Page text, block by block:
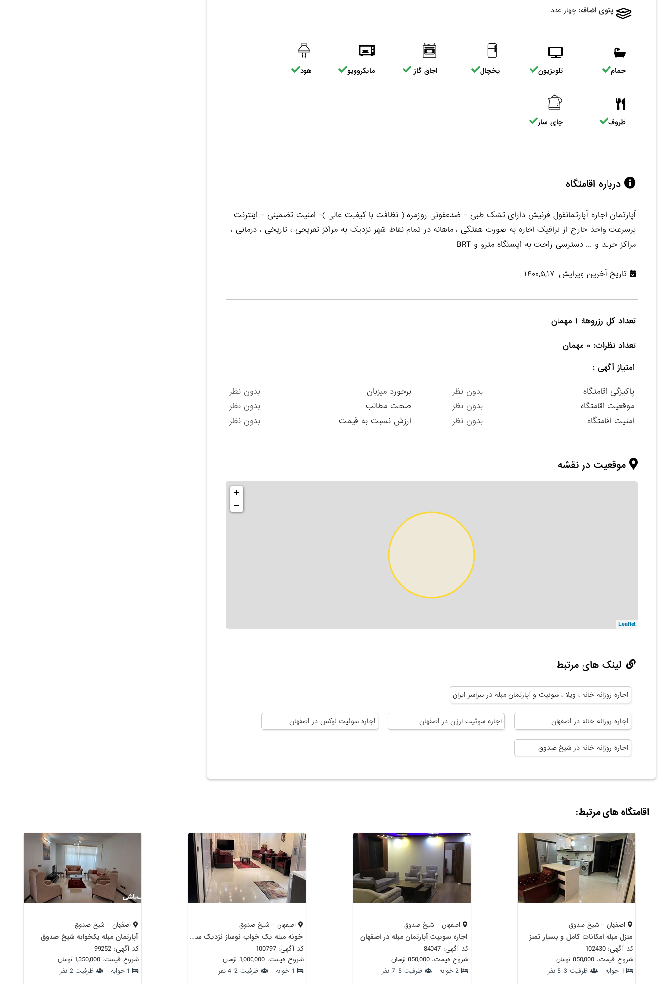
پتوی اضافه: چهار عدد
حمام تلویزیون یخچال اجاق گاز مایکروویو هود
ظروف چای ساز
درباره اقامتگاه
آپارتمان اجاره آپارتمانفول فرنیش دارای تشک طبی - ضدعفونی روزمره ( نظافت با کیفیت عالی )- امنیت تضمینی - اینترنت
پرسرعت واحد خارج از ترافیک اجاره به صورت هفتگی ، ماهانه در تمام نقاط شهر نزدیک به مراکز تفریحی ، تاریخی ، درمانی ،
مراکز خرید و ... دسترسی راحت به ایستگاه مترو و BRT
تاریخ آخرین ویرایش: ۱۴۰۰,۵,۱۷
تعداد نظرات: ۰ مهمان
امتیاز آگهی :
پاکیزگی اقامتگاه
بدون نظر برخورد میزبان
بدون نظر
موقعیت اقامتگاه
بدون نظر صحت مطالب
بدون نظر
امنیت اقامتگاه
بدون نظر ارزش نسبت به قیمت بدون نظر
موقعیت در نقشه
+
−
Leaflet
لینک های مرتبط
اجاره روزانه خانه ، ویلا ، سوئیت و آپارتمان مبله در سراسر ایران
اجاره روزانه خانه در اصفهان اجاره سوئیت ارزان در اصفهان اجاره سوئیت لوکس در اصفهان
اجاره روزانه خانه در شیخ صدوق
اقامتگاه های مرتبط:
اصفهان - شیخ صدوق
منزل مبله امکانات کامل و‌ بسیار تمیز
کد آگهی: 102430
شروع قیمت: 850,000 تومان
1 خوابه ظرفیت 3-5 نفر
اصفهان - شیخ صدوق
اجاره سوییت آپارتمان مبله در اصفهان
کد آگهی: 84047
شروع قیمت: 850,000 تومان
2 خوابه ظرفیت 5-7 نفر
اصفهان - شیخ صدوق
خونه مبله یک خواب نوساز نزدیک سی و سه پل
کد آگهی: 100797
شروع قیمت: 1,000,000 تومان
1 خوابه ظرفیت 2-4 نفر
اصفهان - شیخ صدوق
آپارتمان مبله یکخوابه شیخ صدوق
کد آگهی: 99252
شروع قیمت: 1,350,000 تومان
1 خوابه ظرفیت 2 نفر